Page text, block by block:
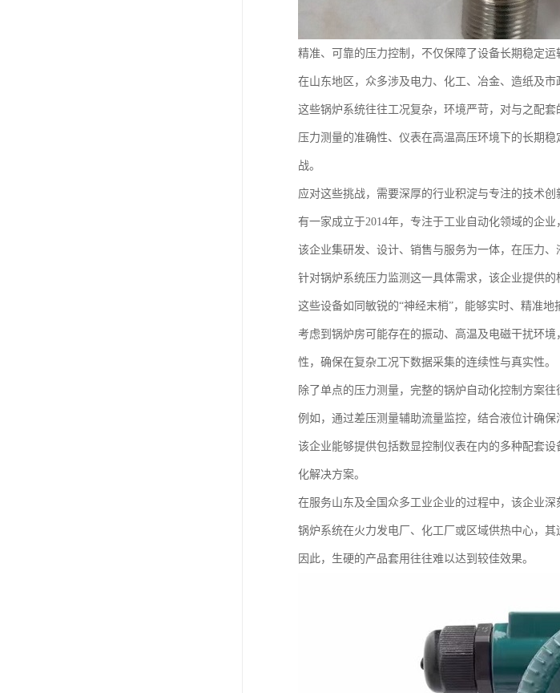
精准、可靠的压力控制，不仅保障了设备长期稳定
在山东地区，众多涉及电力、化工、冶金、造纸及
这些锅炉系统往往工况复杂，环境严苛，对与之配套
压力测量的准确性、仪表在高温高压环境下的长期
战。
应对这些挑战，需要深厚的行业积淀与专注的技术创
有一家成立于2014年，专注于工业自动化领域的企
该企业集研发、设计、销售与服务为一体，在压力
针对锅炉系统压力监测这一具体需求，该企业提供
这些设备如同敏锐的“神经末梢”，能够实时、精准
考虑到锅炉房可能存在的振动、高温及电磁干扰环
性，确保在复杂工况下数据采集的连续性与真实性。
除了单点的压力测量，完整的锅炉自动化控制方案往
例如，通过差压测量辅助流量监控，结合液位计确
该企业能够提供包括数显控制仪表在内的多种配套
化解决方案。
在服务山东及全国众多工业企业的过程中，该企业
锅炉系统在火力发电厂、化工厂或区域供热中心，其
因此，生硬的产品套用往往难以达到较佳效果。